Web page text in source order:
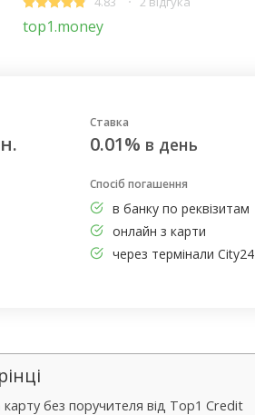
top1.money
Ставка
0.01% в день
Спосіб погашення
в банку по реквізитам
онлайн з карти
через термінали City24
без поручителя від Top1 Credit